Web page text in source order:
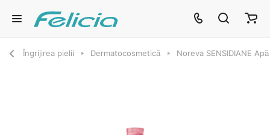
Îngrijirea pielii Dermatocosmetică Noreva SENSIDIANE